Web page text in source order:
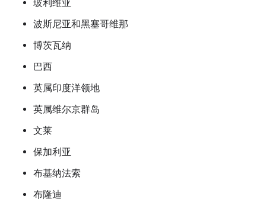
玻利维亚
波斯尼亚和黑塞哥维那
博茨瓦纳
巴西
英属印度洋领地
英属维尔京群岛
文莱
保加利亚
布基纳法索
布隆迪